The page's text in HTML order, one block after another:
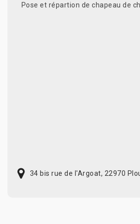
Pose et répartion de chapeau de
34 bis rue de l'Argoat, 22970